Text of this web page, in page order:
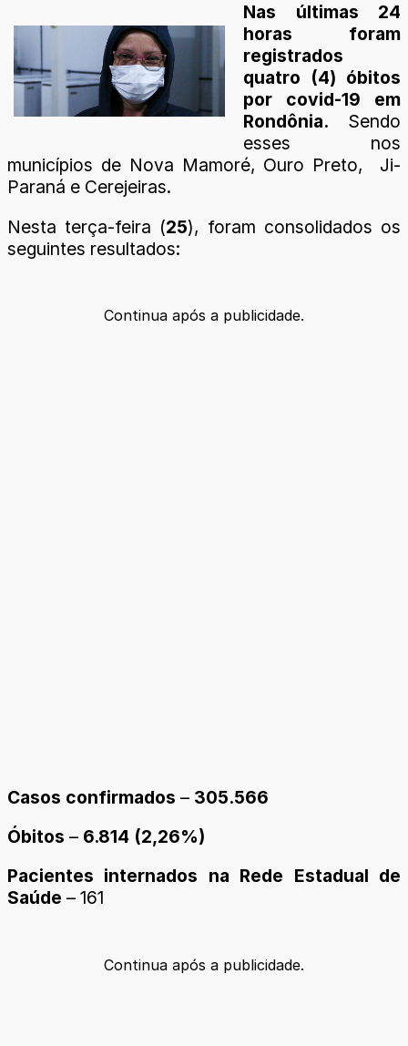
Nas últimas 24
horas foram
registrados
quatro (4) óbitos
por covid-19 em
Rondônia. Sendo
esses nos
municípios de Nova Mamoré, Ouro Preto, Ji-
Paraná e Cerejeiras.
Nesta terça-feira (25), foram consolidados os
seguintes resultados:
Continua após a publicidade.
Casos confirmados – 305.566
Óbitos – 6.814 (2,26%)
Pacientes internados na Rede Estadual de
Saúde – 161
Continua após a publicidade.